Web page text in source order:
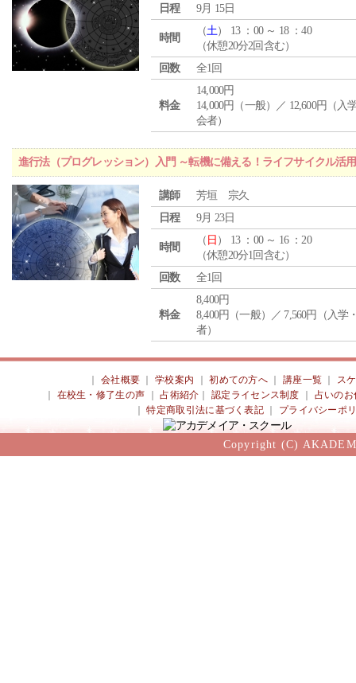
日程 9月 15日
時間
（土） 13 ：00 ～ 18 ：40
（休憩20分2回含む）
回数
全1回
料金
14,000円
14,000円（一般）／ 12,600円（入
会者）
進行法（プログレッション）入門 ～転機に備える！ライフサイクル活
講師
芳垣 宗久
日程
9月 23日
時間
（ 日 ） 13 ：00 ～ 16 ：20
（休憩20分1回含む）
回数
全1回
料金
8,400円
8,400円（一般）／ 7,560円（入学
者）
会社概要 ｜学校案内 ｜初めての方へ 講座一覧
ス
在校生・修了生の声 ｜占術紹介 ｜認定ライセンス制度
占いのお
｜特定商取引法に基づく表記 プライバシーポ
Copyright (C)